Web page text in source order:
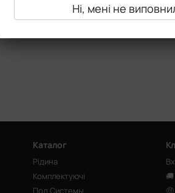
повернення або брак вам необхідно
Каталог
Рідина
Комплектуючі
Под Системы
Ні, мені не